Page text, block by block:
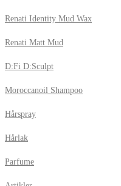
Renati Identity Mud Wax
Renati Matt Mud
D:Fi D:Sculpt
Moroccanoil Shampoo
Hårspray
Hårlak
Parfume